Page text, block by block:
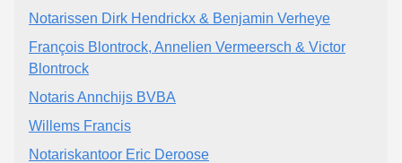
Notarissen Dirk Hendrickx & Benjamin Verheye
François Blontrock, Annelien Vermeersch & Victor
Blontrock
Notaris Annchijs BVBA
Willems Francis
Notariskantoor Eric Deroose